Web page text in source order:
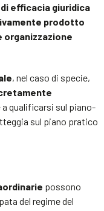
efficacia giuridica
prodotto
organizzazione
, nel caso di specie,
a qualificarsi sul piano-
sul piano pratico
possono
del regime del